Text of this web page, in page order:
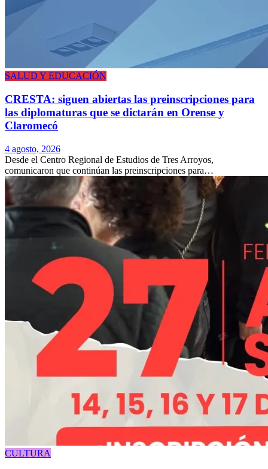
SALUD Y EDUCACIÓN
CRESTA: siguen abiertas las preinscripciones para
las diplomaturas que se dictarán en Orense y
Claromecó
4 agosto, 2026
Desde el Centro Regional de Estudios de Tres Arroyos,
comunicaron que continúan las preinscripciones para…
CULTURA